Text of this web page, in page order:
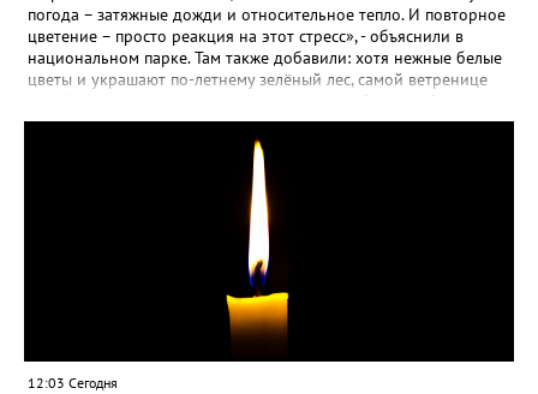
погода – затяжные дожди и относительное тепло. И повторное
цветение – просто реакция на этот стресс», - объяснили в
национальном парке. Там также добавили: хотя нежные белые
цветы и украшают по-летнему зелёный лес, самой ветренице
силы перед долгой зимовкой.
12:03 Сегодня